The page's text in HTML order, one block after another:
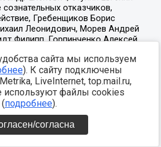
сайта мы используем
). К сайту подключены
LiveInternet, top.mail.ru,
используют файлы cookies
(подробнее).
согласна